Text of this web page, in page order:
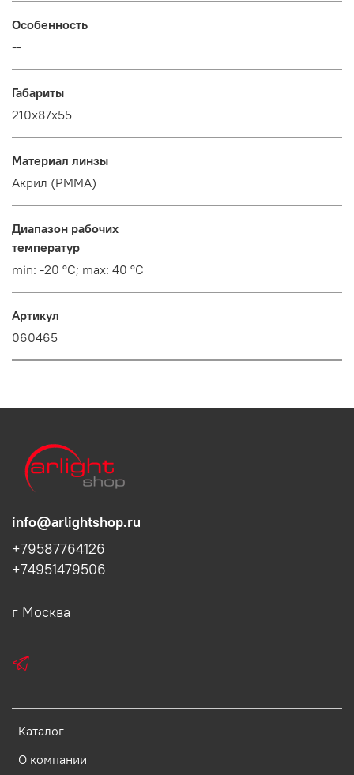
Особенность
--
Габариты
210х87х55
Материал линзы
Акрил (PMMA)
Диапазон рабочих
температур
min: -20 °C; max: 40 °C
Артикул
060465
Каталог
О компании
info@arlightshop.ru
+79587764126
+74951479506
г Москва